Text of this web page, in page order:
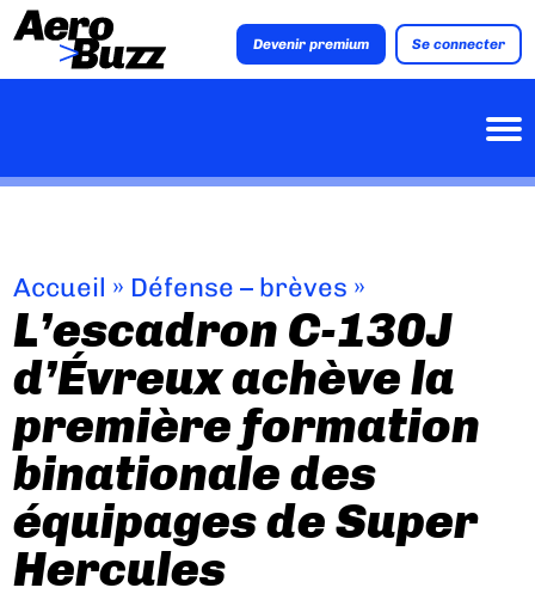
Devenir premium Se connecter
Accueil » Défense – brèves »
L’escadron C-130J
d’Évreux achève la
première formation
binationale des
équipages de Super
Hercules